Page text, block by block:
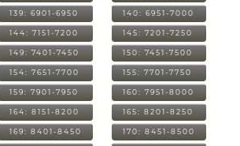
139: 6901-6950 140: 6951-7000
144: 7151-7200 145: 7201-7250
149: 7401-7450 150: 7451-7500
154: 7651-7700 155: 7701-7750
159: 7901-7950 160: 7951-8000
164: 8151-8200 165: 8201-8250
169: 8401-8450 170: 8451-8500